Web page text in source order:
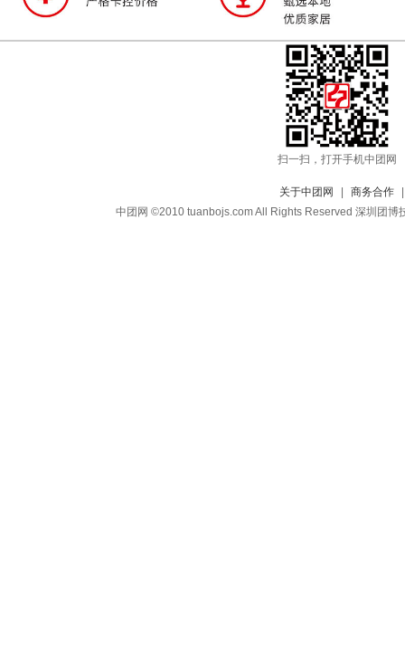
扫一扫，打开手机中团网
关于中团网 商务合作
中团网 ©2010 tuanbojs.com All Rights Reserved 深圳团